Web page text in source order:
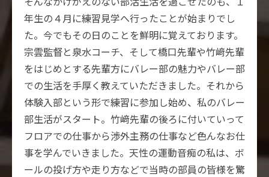
年生の４月に練習見学へ行ったことが始まりでし
た。今でもその日のことを鮮明に覚えております。
宗雲監督と泉水コーチ、そして橋口先輩や竹﨑先輩
をはじめとする先輩方にバレー部の魅力やバレー部
での生活を手厚く教えていただきました。それから
体験入部という形で練習に参加し始め、私のバレー
部生活がスタート。竹﨑先輩の後ろに付いていって
フロアでの仕事から渉外主務の仕事など色んなお仕
事を学んでいきました。天性の運動音痴の私は、ボ
ールの投げ方や走り方などで当時の部員の皆様を驚